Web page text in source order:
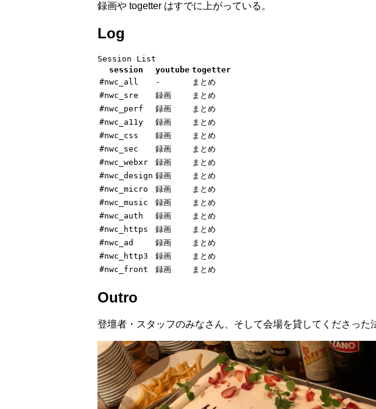
録画や togetter はすでに上がっている。
Log
Session List
session
youtube togetter
#nwc_all
-
まとめ
#nwc_sre
録画
まとめ
#nwc_perf
録画
まとめ
#nwc_a11y
録画
まとめ
#nwc_css
録画
まとめ
#nwc_sec
録画
まとめ
#nwc_webxr
録画
まとめ
#nwc_design 録画
まとめ
#nwc_micro
録画
まとめ
#nwc_music
録画
まとめ
#nwc_auth
録画
まとめ
#nwc_https
録画
まとめ
#nwc_ad
録画
まとめ
#nwc_http3
録画
まとめ
#nwc_front
録画 まとめ
Outro
登壇者・スタッフのみなさん、そして会場を貸してくださっ